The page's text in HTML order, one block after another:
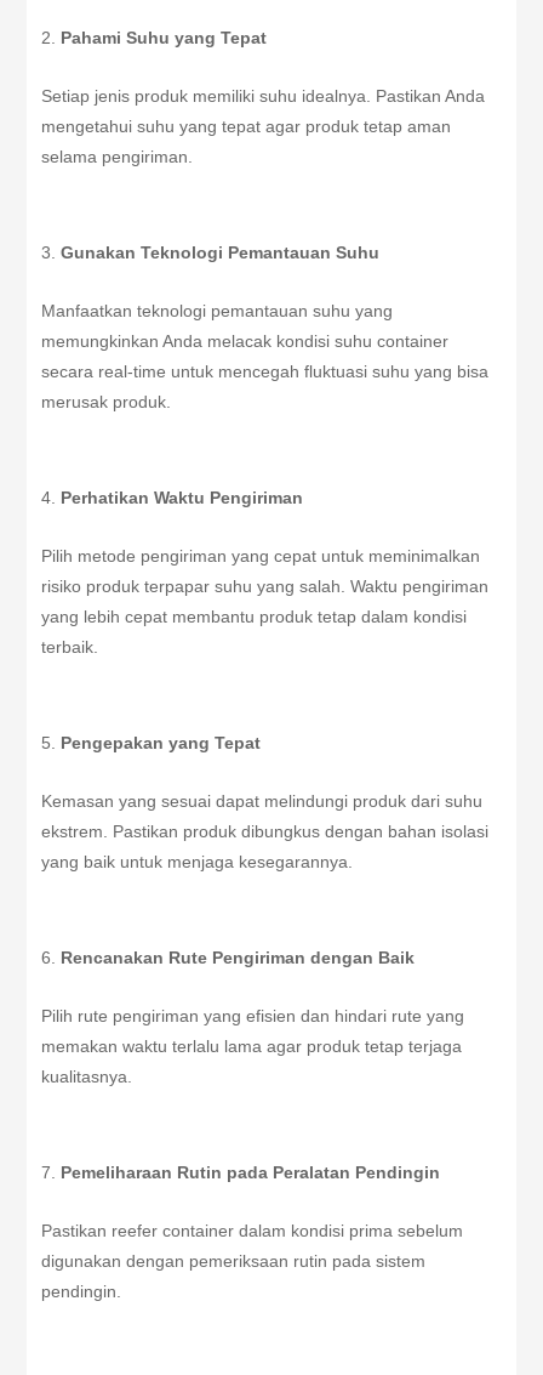
Pahami Suhu yang Tepat
Setiap jenis produk memiliki suhu idealnya. Pastikan Anda
mengetahui suhu yang tepat agar produk tetap aman
selama pengiriman.
Gunakan Teknologi Pemantauan Suhu
Manfaatkan teknologi pemantauan suhu yang
memungkinkan Anda melacak kondisi suhu container
secara real-time untuk mencegah fluktuasi suhu yang bisa
merusak produk.
Perhatikan Waktu Pengiriman
Pilih metode pengiriman yang cepat untuk meminimalkan
risiko produk terpapar suhu yang salah. Waktu pengiriman
yang lebih cepat membantu produk tetap dalam kondisi
terbaik.
Pengepakan yang Tepat
Kemasan yang sesuai dapat melindungi produk dari suhu
ekstrem. Pastikan produk dibungkus dengan bahan isolasi
yang baik untuk menjaga kesegarannya.
Rencanakan Rute Pengiriman dengan Baik
Pilih rute pengiriman yang efisien dan hindari rute yang
memakan waktu terlalu lama agar produk tetap terjaga
kualitasnya.
Pemeliharaan Rutin pada Peralatan Pendingin
Pastikan reefer container dalam kondisi prima sebelum
digunakan dengan pemeriksaan rutin pada sistem
pendingin.